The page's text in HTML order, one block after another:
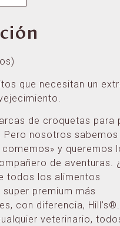
que necesitan un
de croquetas para
Pero nosotros sabemos
y queremos
de aventuras.
todos los alimentos
premium más
con diferencia,
veterinario,